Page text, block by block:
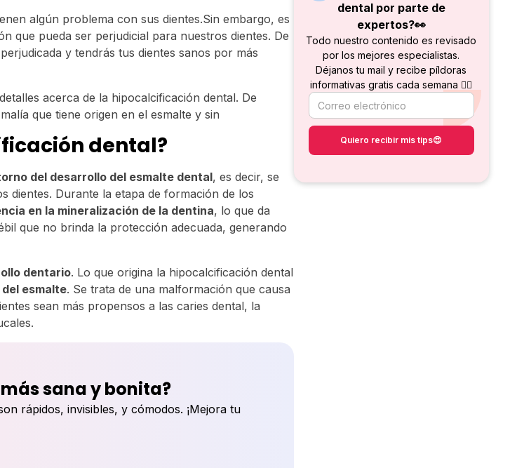
algún problema con sus dientes.Sin embargo, es
que pueda ser perjudicial para nuestros dientes. De
y tendrás tus dientes sanos por más
acerca de la hipocalcificación dental. De
que tiene origen en el esmalte y sin
dental?
del desarrollo del esmalte dental, es decir, se
dientes. Durante la etapa de formación de los
en la mineralización de la dentina, lo que da
que no brinda la protección adecuada, generando
dentario. Lo que origina la hipocalcificación dental
esmalte. Se trata de una malformación que causa
sean más propensos a las caries dental, la
sana y bonita?
rápidos, invisibles, y cómodos. ¡Mejora tu
dental por parte de
expertos?👀
Todo nuestro contenido es revisado
por los mejores especialistas.
Déjanos tu mail y recibe píldoras
informativas gratis cada semana 👇🏻